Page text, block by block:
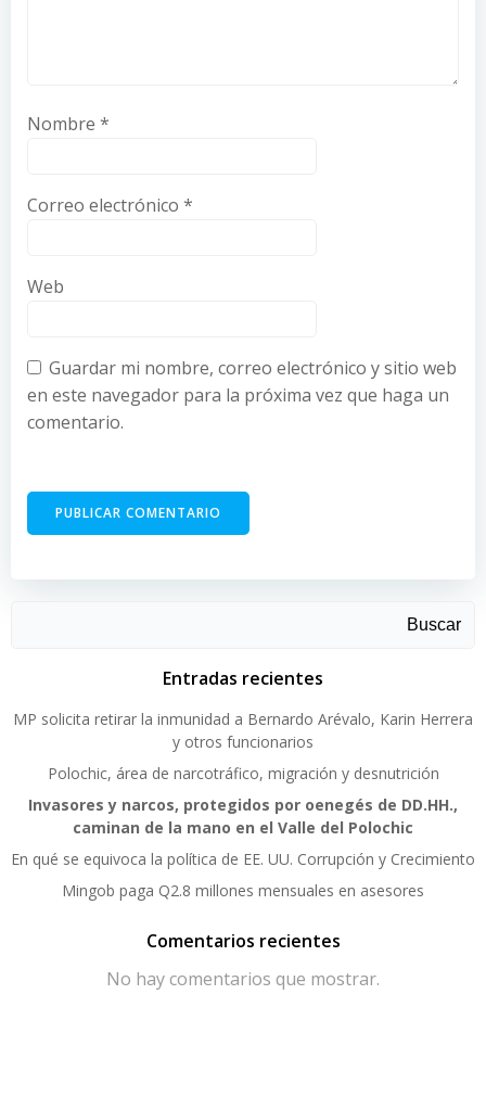
Nombre *
Correo electrónico *
Web
Guardar mi nombre, correo electrónico y sitio web
en este navegador para la próxima vez que haga un
comentario.
Buscar
Entradas recientes
MP solicita retirar la inmunidad a Bernardo Arévalo, Karin Herrera
y otros funcionarios
Polochic, área de narcotráfico, migración y desnutrición
Invasores y narcos, protegidos por oenegés de DD.HH.,
caminan de la mano en el Valle del Polochic
En qué se equivoca la política de EE. UU. Corrupción y Crecimiento
Mingob paga Q2.8 millones mensuales en asesores
Comentarios recientes
No hay comentarios que mostrar.